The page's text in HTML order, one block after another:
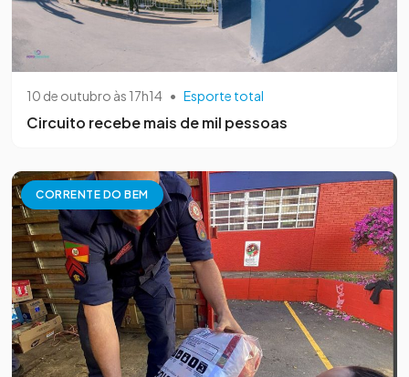
10 de outubro às 17h14 • Esporte total
Circuito recebe mais de mil pessoas
CORRENTE DO BEM